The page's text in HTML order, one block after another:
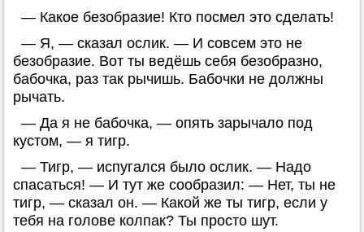
— Какое безобразие! Кто посмел это сделать!
— Я, — сказал ослик. — И совсем это не
безобразие. Вот ты ведёшь себя безобразно,
бабочка, раз так рычишь. Бабочки не должны
рычать.
— Да я не бабочка, — опять зарычало под
кустом, — я тигр.
— Тигр, — испугался было ослик. — Надо
спасаться! — И тут же сообразил: — Нет, ты не
тигр, — сказал он. — Какой же ты тигр, если у
тебя на голове колпак? Ты просто шут.